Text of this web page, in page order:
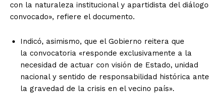
con la naturaleza institucional y apartidista del diálogo
convocado», refiere el documento.
Indicó, asimismo, que el Gobierno reitera que
la convocatoria «responde exclusivamente a la
necesidad de actuar con visión de Estado, unidad
nacional y sentido de responsabilidad histórica ante
la gravedad de la crisis en el vecino país».